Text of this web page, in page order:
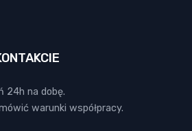
24h na dobę.
warunki współpracy.